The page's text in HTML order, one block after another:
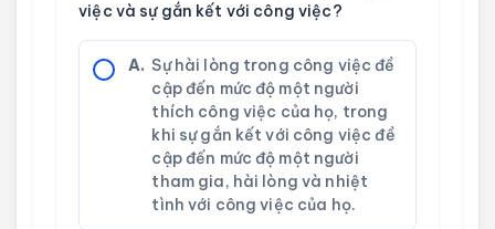
việc và sự gắn kết với công việc?
A. Sự hài lòng trong công việc đề
cập đến mức độ một người
thích công việc của họ, trong
khi sự gắn kết với công việc đề
cập đến mức độ một người
tham gia, hài lòng và nhiệt
tình với công việc của họ.